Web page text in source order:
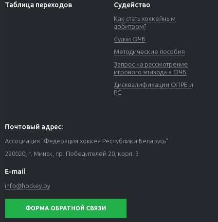
Таблица переходов Судейство
Как стать хоккейным
арбитром?
Судьи ОЧБ
Методические пособия
Запрос на рассмотрение
игрового эпизода в ОЧБ
Дисквалификации ОПРБ и
РС
Почтовый адрес:
Ассоциация "Федерация хоккея Республики Беларусь"
220020, г. Минск, пр. Победителей 20, корп. 3
E-mail
info@hockey.by
ФОРМА ОБРАТНОЙ СВЯЗИ